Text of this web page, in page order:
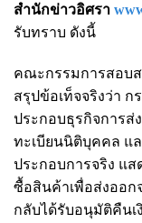
สำนักข่าวอิศรา
รับทราบ ดังนี้
คณะกรรมการสอบส
สรุปข้อเท็จจริงว่า
ประกอบธุรกิจการส่
ทะเบียนนิติบุคคล แ
ประกอบการจริง แส
ซื้อสินค้าเพื่อส่งออก
กลับได้รับอนุมัติคืน